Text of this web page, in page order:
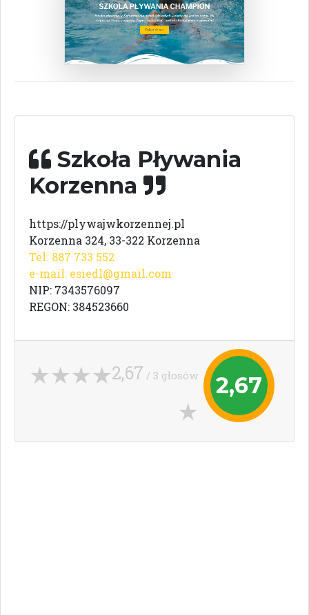
Szkoła Pływania
Korzenna
https://plywajwkorzennej.pl
Korzenna 324, 33-322 Korzenna
Tel. 887 733 552
e-mail: esiedl@gmail.com
NIP: 7343576097
REGON: 384523660
2,67
2,67 / 3 głosów